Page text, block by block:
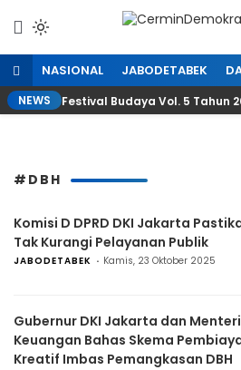
konten
NASIONAL JABODETABEK
NEWS Festival Budaya Vol. 5 Tahun
#DBH
Komisi D DPRD DKI Jakarta
Tak Kurangi Pelayanan Publik
JABODETABEK Kamis, 23 Oktober 2025
Gubernur DKI Jakarta dan Menteri
Keuangan Bahas Skema
Kreatif Imbas Pemangkasan DBH